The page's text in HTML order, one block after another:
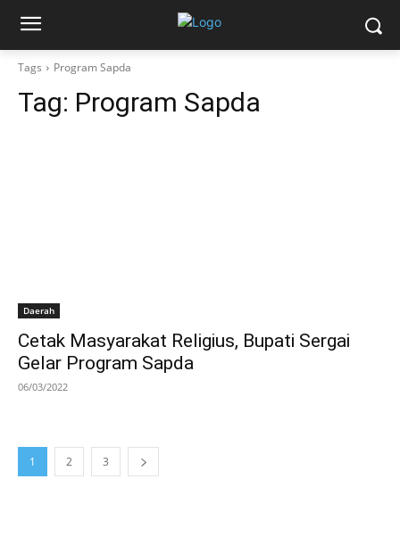
Tags Program Sapda
Tag: Program Sapda
Daerah
Cetak Masyarakat Religius, Bupati Sergai
Gelar Program Sapda
06/03/2022
1 2 3